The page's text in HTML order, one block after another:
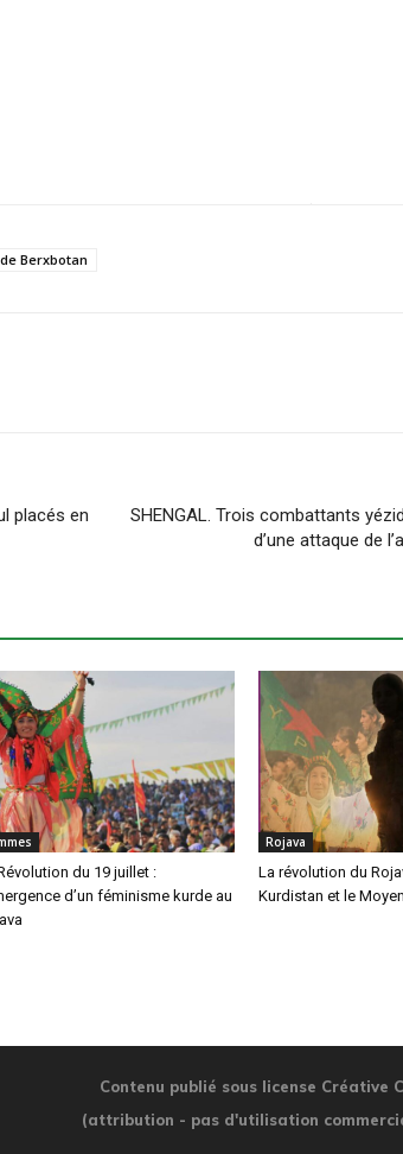
Berxbotan
placés en
SHENGAL. Trois combattants
d’une attaque de
du 19 juillet :
d’un féminisme kurde au
Rojava
La révolution du
Kurdistan et le
Contenu publié sous license Créative
(attribution - pas d'utilisation